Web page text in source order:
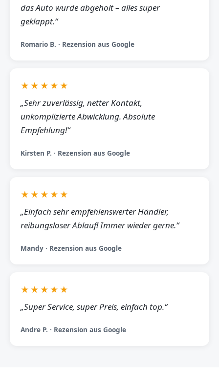
das Auto wurde abgeholt – alles super
geklappt.“
Romario B. · Rezension aus Google
★★★★★
„Sehr zuverlässig, netter Kontakt,
unkomplizierte Abwicklung. Absolute
Empfehlung!“
Kirsten P. · Rezension aus Google
★★★★★
„Einfach sehr empfehlenswerter Händler,
reibungsloser Ablauf! Immer wieder gerne.“
Mandy · Rezension aus Google
★★★★★
„Super Service, super Preis, einfach top.“
Andre P. · Rezension aus Google